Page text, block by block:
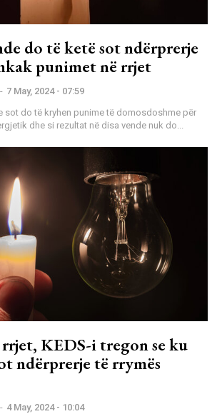
do të ketë sot ndërprerje
punimet në rrjet
- 7 May, 2024 - 07:59
sot do të kryhen punime të domosdoshme për
dhe si rezultat në disa vende nuk do...
KEDS-i tregon se ku
ndërprerje të rrymës
- 4 May, 2024 - 10:04